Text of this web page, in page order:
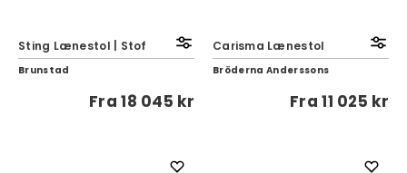
Sting Lænestol | Stof
Brunstad
Fra18 045 kr
Carisma Lænestol
Bröderna Anderssons
Fra11 025 kr